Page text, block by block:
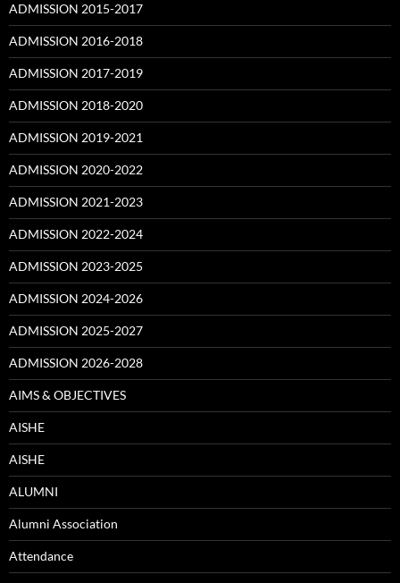
ADMISSION 2015-2017
ADMISSION 2016-2018
ADMISSION 2017-2019
ADMISSION 2018-2020
ADMISSION 2019-2021
ADMISSION 2020-2022
ADMISSION 2021-2023
ADMISSION 2022-2024
ADMISSION 2023-2025
ADMISSION 2024-2026
ADMISSION 2025-2027
ADMISSION 2026-2028
AIMS & OBJECTIVES
AISHE
AISHE
ALUMNI
Alumni Association
Attendance